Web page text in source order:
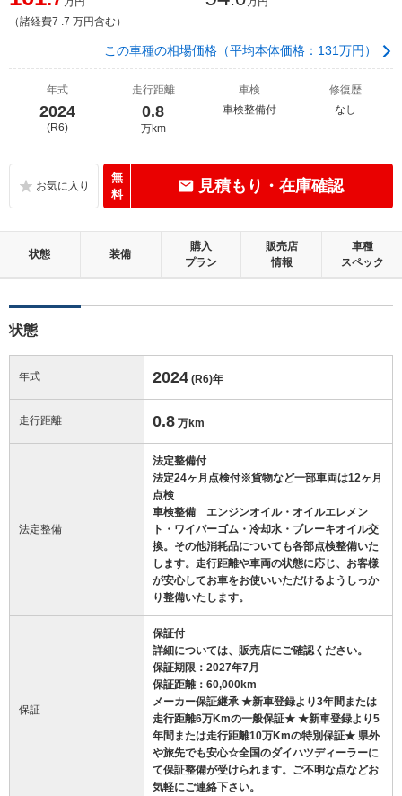
（諸経費7 .7 万円含む）
この車種の相場価格（平均本体価格：131万円）
年式
2024
(R6)
走行距離
0.8
万km
車検
車検整備付
修復歴
なし
無
料
見積もり・在庫確認
状態 装備
購入
プラン
販売店
情報
車種
スペック
状態
年式 2024 (R6)年
走行距離 0.8 万km
法定整備
法定整備付
法定24ヶ月点検付※貨物など一部車両は12ヶ月
点検
車検整備 エンジンオイル・オイルエレメン
ト・ワイパーゴム・冷却水・ブレーキオイル交
換。その他消耗品についても各部点検整備いた
します。走行距離や車両の状態に応じ、お客様
が安心してお車をお使いいただけるようしっか
り整備いたします。
保証
保証付
詳細については、販売店にご確認ください。
保証期限：2027年7月
保証距離：60,000km
メーカー保証継承 ★新車登録より3年間または
走行距離6万Kmの一般保証★ ★新車登録より5
年間または走行距離10万Kmの特別保証★ 県外
や旅先でも安心☆全国のダイハツディーラーに
て保証整備が受けられます。ご不明な点などお
気軽にご連絡下さい。